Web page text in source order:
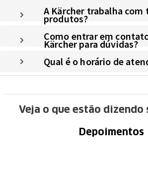
A Kärcher trabalha com
produtos?
Como entrar em
Kärcher para dúvidas?
Qual é o horário de
Veja o que estão dizendo
Depoimentos